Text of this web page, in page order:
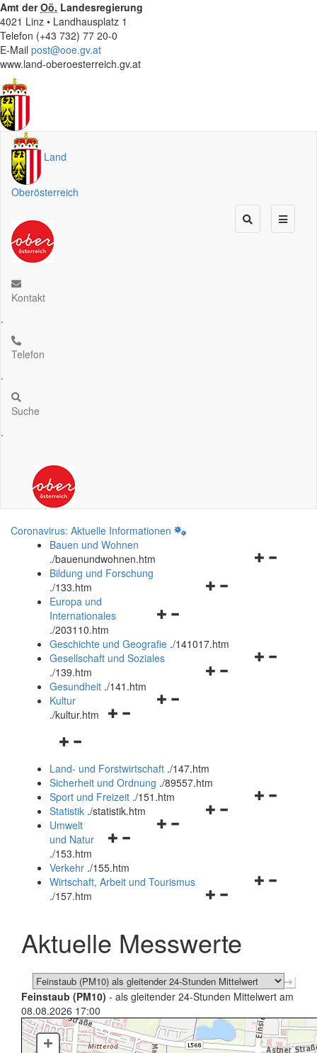
Amt derOö. Landesregierung
4021 Linz • Landhausplatz 1
Telefon (+43 732) 77 20-0
E-Mail post@ooe.gv.at
www.land-oberoesterreich.gv.at
Land
Oberösterreich
Kontakt
.
Telefon
.
Suche
.
Coronavirus: Aktuelle Informationen
Bauen und Wohnen
./bauenundwohnen.htm
Navigationsmenü
Bildung und Forschung
./133.htm
Navigationsmenü
und
schließen
Europa und
Internationales
./203110.htm
Geschichte und Geografie ./141017.htm
Navigationsmenü
Gesellschaft und Soziales
./139.htm
Navigationsmenü
Gesundheit ./141.htm
Navigationsmenü
Kultur
./kultur.htm
Navigationsmenü
und
schließen
Land- und Forstwirtschaft ./147.htm
Sicherheit und Ordnung ./89557.htm
Navigationsmenü
Sport und Freizeit ./151.htm
Navigationsmenü
Statistik ./statistik.htm
Navigationsmenü
und
schließen
Umwelt
und Natur
./153.htm
Verkehr ./155.htm
Navigationsmenü
schließen
Wirtschaft, Arbeit und Tourismus
./157.htm
Aktuelle Messwerte
Feinstaub (PM10) - als gleitender 24-Stunden Mittelwert am
08.08.2026 17:00
+